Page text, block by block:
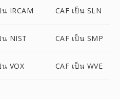
น IRCAM CAF เป็น SLN
น NIST CAF เป็น SMP
น VOX CAF เป็น WVE